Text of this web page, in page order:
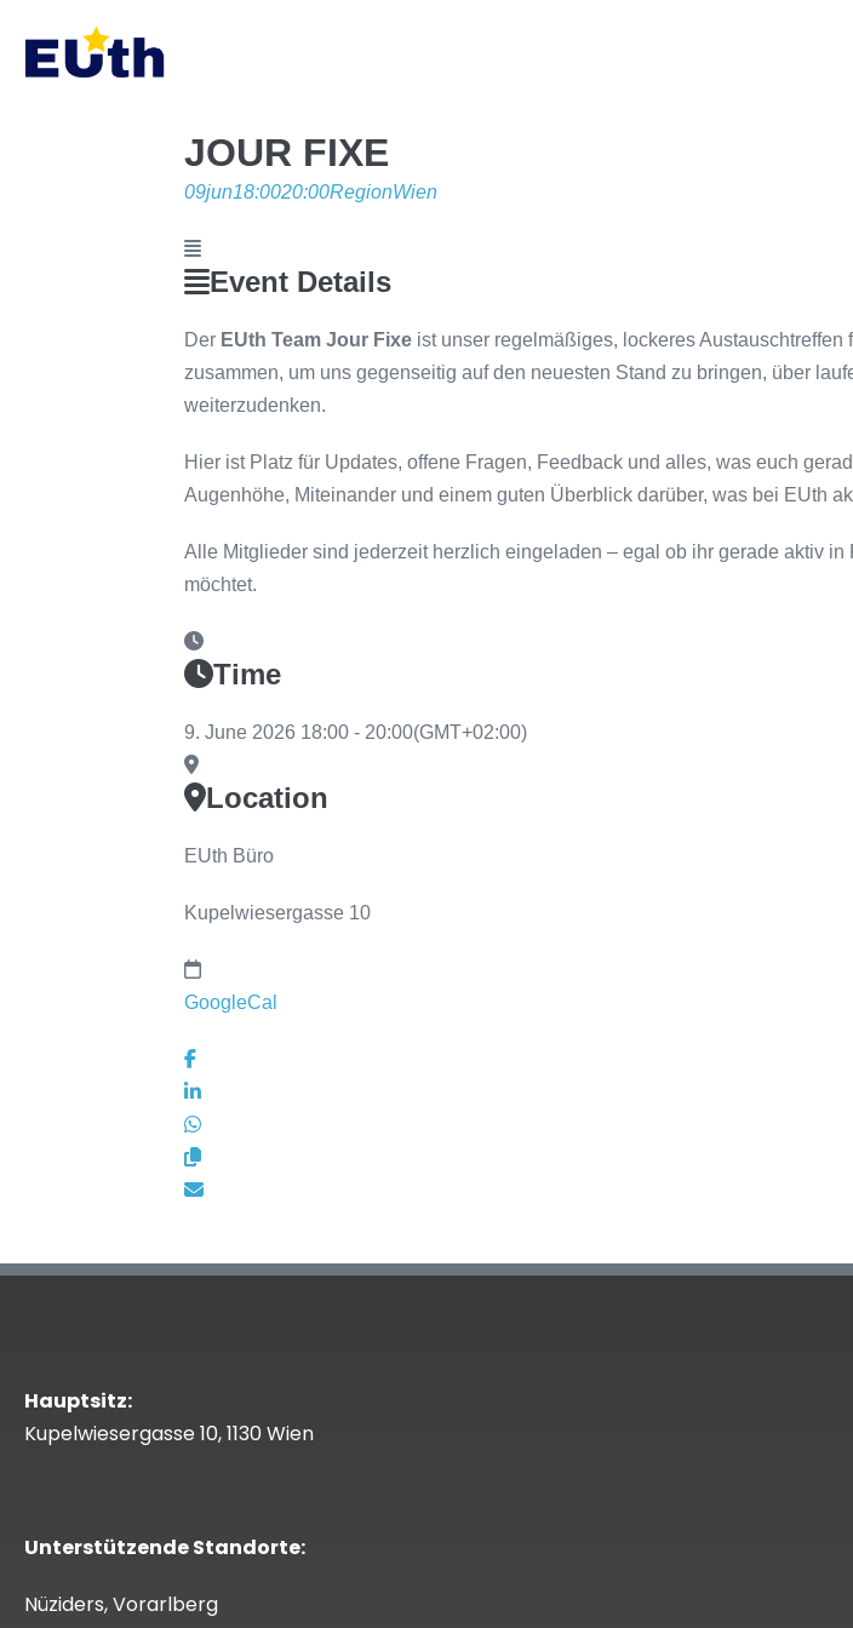
JOUR FIXE
09jun18:0020:00RegionWien
Event Details
Der EUth Team Jour Fixe ist unser regelmäßiges, lockeres
zusammen, um uns gegenseitig auf den neuesten Stand zu bringen, über
weiterzudenken.
Hier ist Platz für Updates, offene Fragen, Feedback und alles, was euch
Augenhöhe, Miteinander und einem guten Überblick darüber, was bei EUth
Alle Mitglieder sind jederzeit herzlich eingeladen – egal ob ihr gerade aktiv
möchtet.
Time
9. June 2026 18:00 - 20:00(GMT+02:00)
Location
EUth Büro
Kupelwiesergasse 10
GoogleCal
Hauptsitz:
Kupelwiesergasse 10, 1130 Wien
Unterstützende Standorte:
Nüziders, Vorarlberg